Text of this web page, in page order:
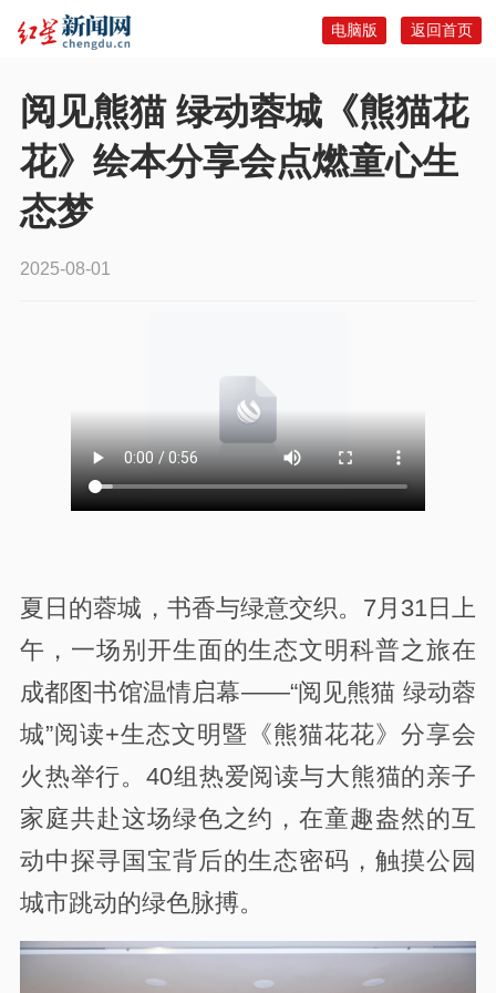
返回首页
电脑版
阅见熊猫 绿动蓉城《熊猫花
花》绘本分享会点燃童心生
态梦
2025-08-01
夏日的蓉城，书香与绿意交织。7月31日上
午，一场别开生面的生态文明科普之旅在
成都图书馆温情启幕——“阅见熊猫 绿动蓉
城”阅读+生态文明暨《熊猫花花》分享会
火热举行。40组热爱阅读与大熊猫的亲子
家庭共赴这场绿色之约，在童趣盎然的互
动中探寻国宝背后的生态密码，触摸公园
城市跳动的绿色脉搏。